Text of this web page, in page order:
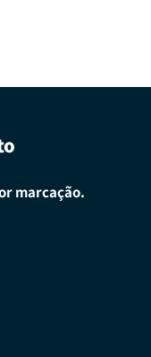
marcação.